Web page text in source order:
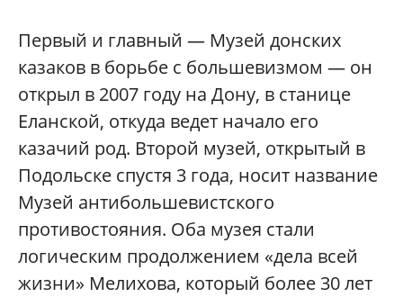
Первый и главный — Музей донских
казаков в борьбе с большевизмом — он
открыл в 2007 году на Дону, в станице
Еланской, откуда ведет начало его
казачий род. Второй музей, открытый в
Подольске спустя 3 года, носит название
Музей антибольшевистского
противостояния. Оба музея стали
логическим продолжением «дела всей
жизни» Мелихова, который более 30 лет